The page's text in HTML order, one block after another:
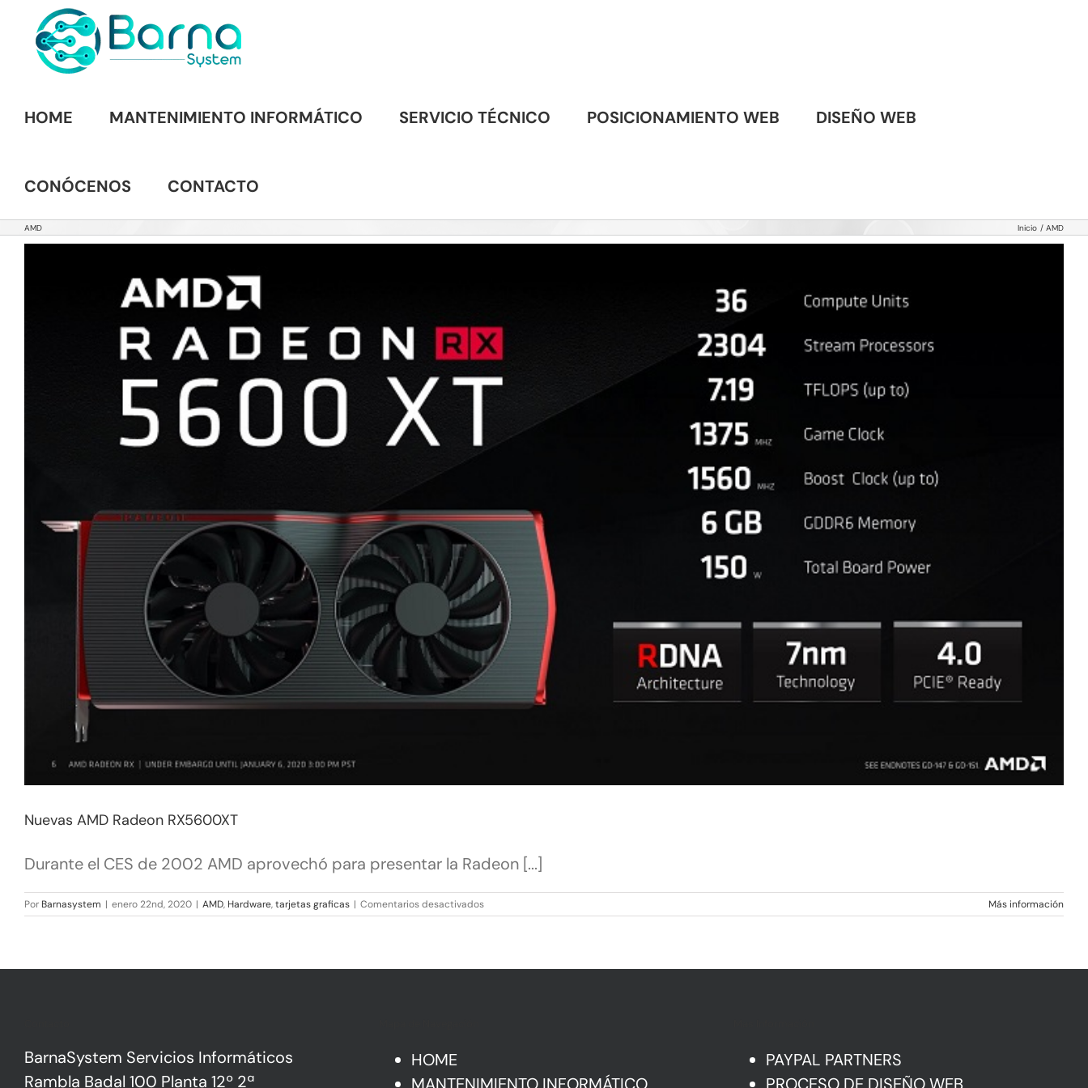
contenido
HOME MANTENIMIENTO INFORMÁTICO SERVICIO TÉCNICO POSICIONAMIENTO WEB DISEÑO WEB
CONÓCENOS CONTACTO
AMD Inicio AMD
Nuevas AMD Radeon RX5600XT
Durante el CES de 2002 AMD aprovechó para presentar la Radeon [...]
Por Barnasystem | enero 22nd, 2020 | AMD, Hardware,tarjetas graficas | Comentarios desactivadosen
Nuevas
Más información
BarnaSystem Servicios Informáticos
Rambla Badal 100 Planta 12º 2ª
HOME
MANTENIMIENTO INFORMÁTICO
PAYPAL PARTNERS
PROCESO DE DISEÑO WEB